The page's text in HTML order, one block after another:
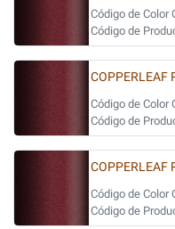
Código de Color
Código de
COPPERLEAF
Código de Color
Código de
COPPERLEAF
Código de Color
Código de